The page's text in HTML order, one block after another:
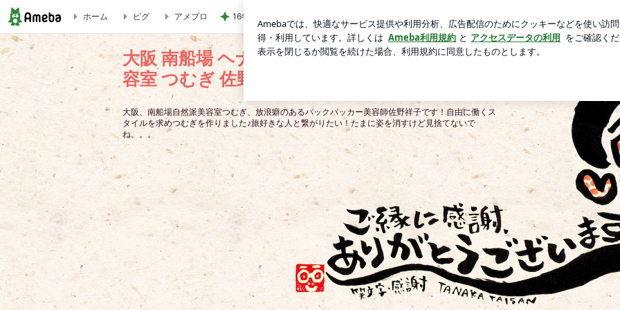
大阪 南船場 ヘナ 石けんシャンプーの 自然派 美容室 つむぎ 佐野祥子 のブログ
ホーム ピグ アメブロ 16年間お世話になったドライヤー ロ
大阪 南船場 ヘナ 石けんシャンプーの 自然派 美
容室 つむぎ 佐野祥子 のブログ
大阪、南船場自然派美容室つむぎ、放浪癖のあるバックパッカー美容師佐野祥子です！自由に働くス
タイルを求めつむぎを作りました♪旅好きな人と繋がりたい！たまに姿を消すけど見捨てないで
ね。。。